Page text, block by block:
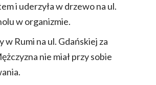
i uderzyła w drzewo na ul.
w organizmie.
Rumi na ul. Gdańskiej za
nie miał przy sobie